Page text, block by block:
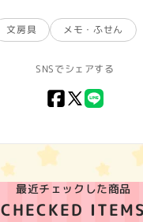
文房具 メモ・ふせん
SNSでシェアする
Facebook
X
最近チェックした商品
CHECKED ITEMS